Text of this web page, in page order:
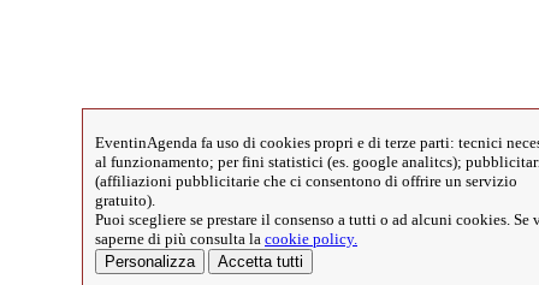
EventinAgenda fa uso di cookies propri e di terze parti: tecnici
al funzionamento; per fini statistici (es. google analitcs);
(affiliazioni pubblicitarie che ci consentono di offrire un servizio
gratuito).
Puoi scegliere se prestare il consenso a tutti o ad alcuni cookies. Se
saperne di più consulta la cookie policy.
Personalizza
Accetta tutti